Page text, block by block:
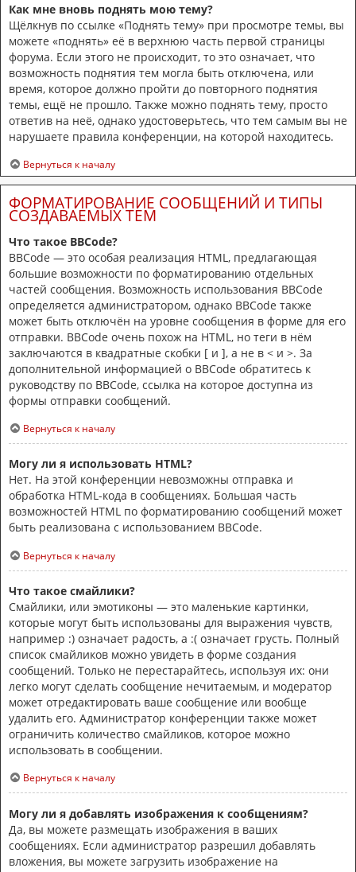
Как мне вновь поднять мою тему?
Щёлкнув по ссылке «Поднять тему» при просмотре темы, вы
можете «поднять» её в верхнюю часть первой страницы
форума. Если этого не происходит, то это означает, что
возможность поднятия тем могла быть отключена, или
время, которое должно пройти до повторного поднятия
темы, ещё не прошло. Также можно поднять тему, просто
ответив на неё, однако удостоверьтесь, что тем самым вы не
нарушаете правила конференции, на которой находитесь.
Вернуться к началу
ФОРМАТИРОВАНИЕ СООБЩЕНИЙ И ТИПЫ
СОЗДАВАЕМЫХ ТЕМ
Что такое BBCode?
BBCode — это особая реализация HTML, предлагающая
большие возможности по форматированию отдельных
частей сообщения. Возможность использования BBCode
определяется администратором, однако BBCode также
может быть отключён на уровне сообщения в форме для его
отправки. BBCode очень похож на HTML, но теги в нём
заключаются в квадратные скобки [ и ], а не в < и >. За
дополнительной информацией о BBCode обратитесь к
руководству по BBCode, ссылка на которое доступна из
формы отправки сообщений.
Вернуться к началу
Могу ли я использовать HTML?
Нет. На этой конференции невозможны отправка и
обработка HTML-кода в сообщениях. Большая часть
возможностей HTML по форматированию сообщений может
быть реализована с использованием BBCode.
Вернуться к началу
Что такое смайлики?
Смайлики, или эмотиконы — это маленькие картинки,
которые могут быть использованы для выражения чувств,
например :) означает радость, а :( означает грусть. Полный
список смайликов можно увидеть в форме создания
сообщений. Только не перестарайтесь, используя их: они
легко могут сделать сообщение нечитаемым, и модератор
может отредактировать ваше сообщение или вообще
удалить его. Администратор конференции также может
ограничить количество смайликов, которое можно
использовать в сообщении.
Вернуться к началу
Могу ли я добавлять изображения к сообщениям?
Да, вы можете размещать изображения в ваших
сообщениях. Если администратор разрешил добавлять
вложения, вы можете загрузить изображение на